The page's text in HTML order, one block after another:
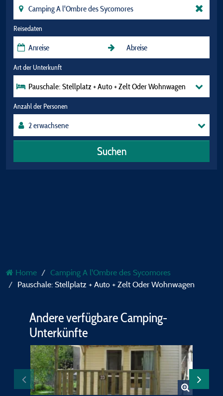
Reisedaten
Art der Unterkunft
Pauschale: Stellplatz + Auto + Zelt Oder Wohnwagen
Anzahl der Personen
Suchen
Home
Camping A l'Ombre des Sycomores
Pauschale: Stellplatz + Auto + Zelt Oder Wohnwagen
Andere verfügbare Camping-
Unterkünfte